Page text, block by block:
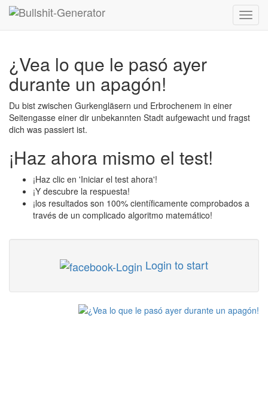
¿Vea lo que le pasó ayer
durante un apagón!
Du bist zwischen Gurkengläsern und Erbrochenem in einer
Seitengasse einer dir unbekannten Stadt aufgewacht und fragst
dich was passiert ist.
¡Haz ahora mismo el test!
¡Haz clic en 'Iniciar el test ahora'!
¡Y descubre la respuesta!
¡los resultados son 100% científicamente comprobados a
través de un complicado algoritmo matemático!
Login to start